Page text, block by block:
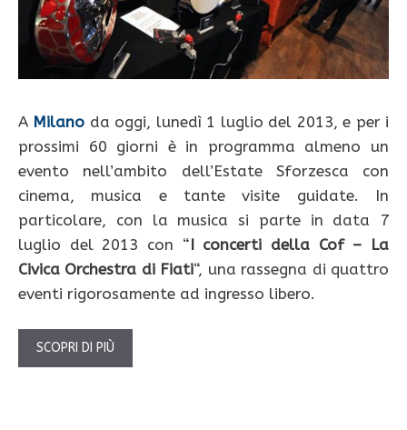
A Milano da oggi, lunedì 1 luglio del 2013, e per i
prossimi 60 giorni è in programma almeno un
evento nell’ambito dell’Estate Sforzesca con
cinema, musica e tante visite guidate. In
particolare, con la musica si parte in data 7
luglio del 2013 con “I concerti della Cof – La
Civica Orchestra di Fiati“, una rassegna di quattro
eventi rigorosamente ad ingresso libero.
SCOPRI DI PIÙ